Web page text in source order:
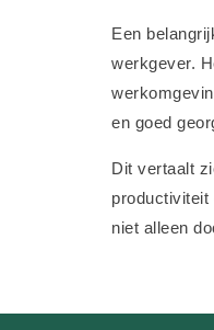
Een
werkgever.
en goed
Dit vertaalt
productiviteit
niet alleen